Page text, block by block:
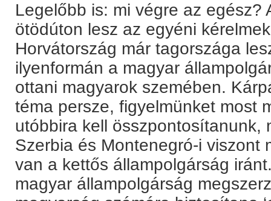
Legelőbb is: mi végre az egész?
ötödúton lesz az egyéni
Horvátország már tagországa
ilyenformán a magyar
ottani magyarok szemében.
téma persze, figyelmünket most
utóbbira kell összpontosítanunk,
Szerbia és Montenegró-i viszont
van a kettős állampolgárság
magyar állampolgárság